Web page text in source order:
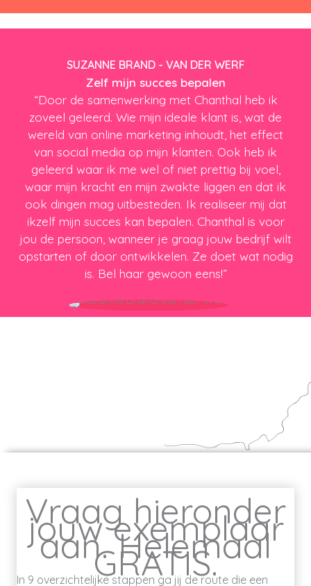
SUZANNE BRAND - VAN DER WERF
Zelf mijn succes bepalen
“Door de samenwerking met Chanthal heb ik
zoveel geleerd. Wie mijn ideale klant is, wat de
wereld van online marketing inhoudt, het effect
van social media op mijn klanten. Ook heb ik
geleerd waar ik me wel of niet prettig bij voel,
waar mijn kracht en mijn zwakte liggen en dat ik
ook dingen mag uitbesteden. Ik realiseer mij dat
ikzelf mijn succes kan bepalen. Chanthal is voor
jou de persoon, wanneer je graag jouw bedrijf wilt
opstarten of door ontwikkelen. Ze doet wat nodig
is. Bel haar gewoon eens!”
Vraag hieronder
jouw exemplaar
aan. Helemaal
GRATIS.
In 9 overzichtelijke stappen ga jij de route die een